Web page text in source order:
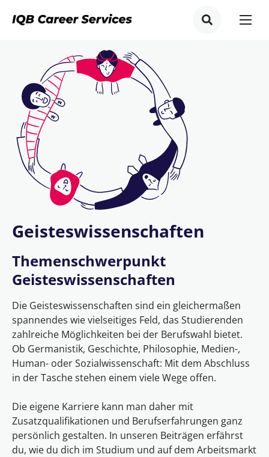
Geisteswissenschaften
Themenschwerpunkt
Geisteswissenschaften
Die Geisteswissenschaften sind ein gleichermaßen
spannendes wie vielseitiges Feld, das Studierenden
zahlreiche Möglichkeiten bei der Berufswahl bietet.
Ob Germanistik, Geschichte, Philosophie, Medien-,
Human- oder Sozialwissenschaft: Mit dem Abschluss
in der Tasche stehen einem viele Wege offen.
Die eigene Karriere kann man daher mit
Zusatzqualifikationen und Berufserfahrungen ganz
persönlich gestalten. In unseren Beiträgen erfährst
du, wie du dich im Studium und auf dem Arbeitsmarkt